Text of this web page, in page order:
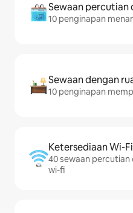
Sewaan percutian
10 penginapan
Sewaan dengan
10 penginapan
Ketersediaan Wi-Fi
40 sewaan percutian
wi-fi